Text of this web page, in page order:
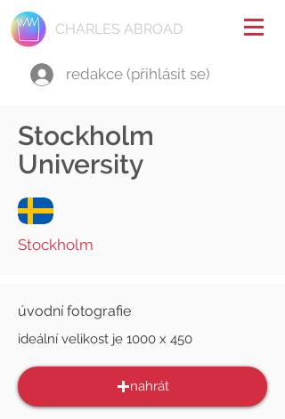
CHARLES ABROAD
redakce (přihlásit se)
Stockholm
University
Stockholm
úvodní fotografie
ideální velikost je 1000 x 450
nahrát